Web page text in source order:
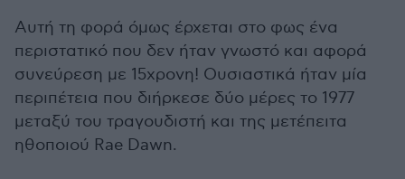
Αυτή τη φορά όμως έρχεται στο φως ένα
περιστατικό που δεν ήταν γνωστό και αφορά
συνεύρεση με 15χρονη! Ουσιαστικά ήταν μία
περιπέτεια που διήρκεσε δύο μέρες το 1977
μεταξύ του τραγουδιστή και της μετέπειτα
ηθοποιού Rae Dawn.